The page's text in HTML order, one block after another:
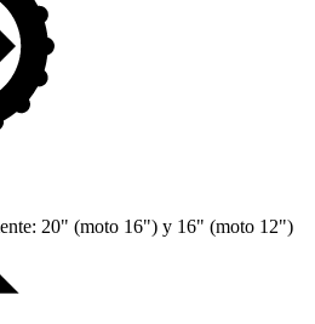
20" (moto 16") y 16" (moto 12")